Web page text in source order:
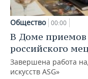
Общество 00:00
В Доме приемов
российского
Завершена работа
искусств ASG»